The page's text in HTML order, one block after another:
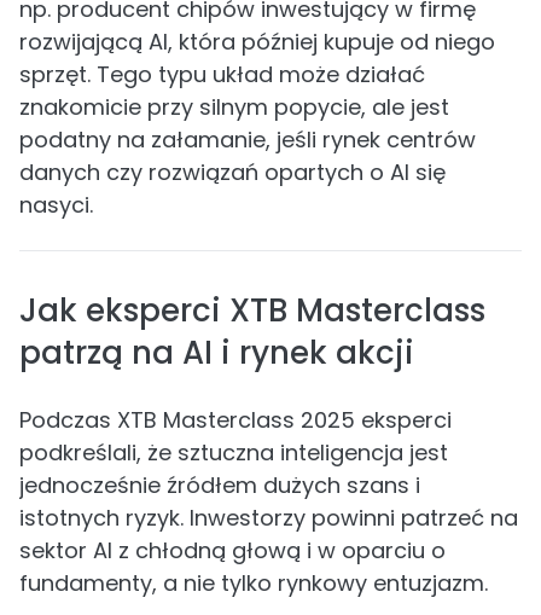
np. producent chipów inwestujący w firmę
rozwijającą AI, która później kupuje od niego
sprzęt. Tego typu układ może działać
znakomicie przy silnym popycie, ale jest
podatny na załamanie, jeśli rynek centrów
danych czy rozwiązań opartych o AI się
nasyci.
Jak eksperci XTB Masterclass
patrzą na AI i rynek akcji
Podczas XTB Masterclass 2025 eksperci
podkreślali, że sztuczna inteligencja jest
jednocześnie źródłem dużych szans i
istotnych ryzyk. Inwestorzy powinni patrzeć na
sektor AI z chłodną głową i w oparciu o
fundamenty, a nie tylko rynkowy entuzjazm.